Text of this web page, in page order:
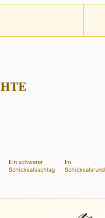
Ein schwerer
Schicksalsschlag
Im
Schicksalsrund